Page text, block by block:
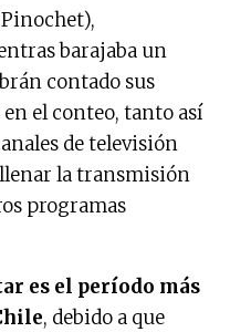
Pinochet),
barajaba un
contado sus
el conteo, tanto así
de televisión
la transmisión
programas
es el período más
, debido a que